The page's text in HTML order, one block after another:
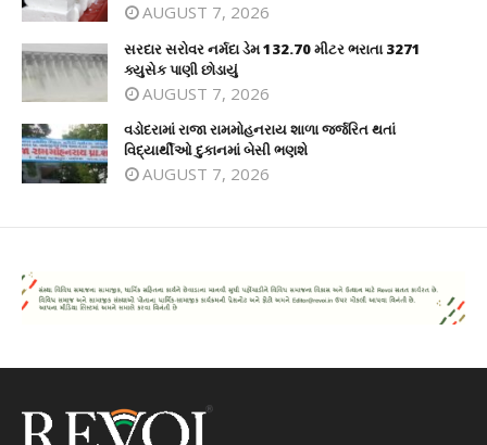
AUGUST 7, 2026
સરદાર સરોવર નર્મદા ડેમ 132.70 મીટર ભરાતા 3271
ક્યુસેક પાણી છોડાયું
AUGUST 7, 2026
વડોદરામાં રાજા રામમોહનરાય શાળા જર્જરિત થતાં
વિદ્યાર્થીઓ દુકાનમાં બેસી ભણશે
AUGUST 7, 2026